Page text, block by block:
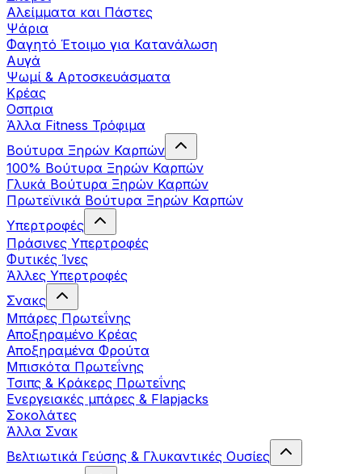
Αλείμματα και Πάστες
Ψάρια
Φαγητό Έτοιμο για Κατανάλωση
Αυγά
Ψωμί & Αρτοσκευάσματα
Κρέας
Οσπρια
Άλλα Fitness Τρόφιμα
Βούτυρα Ξηρών Καρπών
100% Βούτυρα Ξηρών Καρπών
Γλυκά Βούτυρα Ξηρών Καρπών
Πρωτεϊνικά Βούτυρα Ξηρών Καρπών
Υπερτροφές
Πράσινες Υπερτροφές
Φυτικές Ίνες
Άλλες Υπερτροφές
Σνακς
Μπάρες Πρωτεΐνης
Αποξηραμένο Κρέας
Αποξηραμένα Φρούτα
Μπισκότα Πρωτεΐνης
Τσιπς & Kράκερς Πρωτεΐνης
Ενεργειακές μπάρες & Flapjacks
Σοκολάτες
Άλλα Σνακ
Βελτιωτικά Γεύσης & Γλυκαντικές Ουσίες